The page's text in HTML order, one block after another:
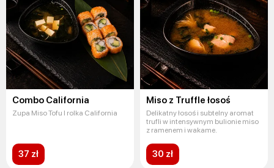
Combo California
Zupa Miso Tofu I rolka California
37 zł
Miso z Truffle łosoś
Delikatny łosoś i subtelny aromat
trufli w intensywnym bulionie miso
z ramenem i wakame.
30 zł